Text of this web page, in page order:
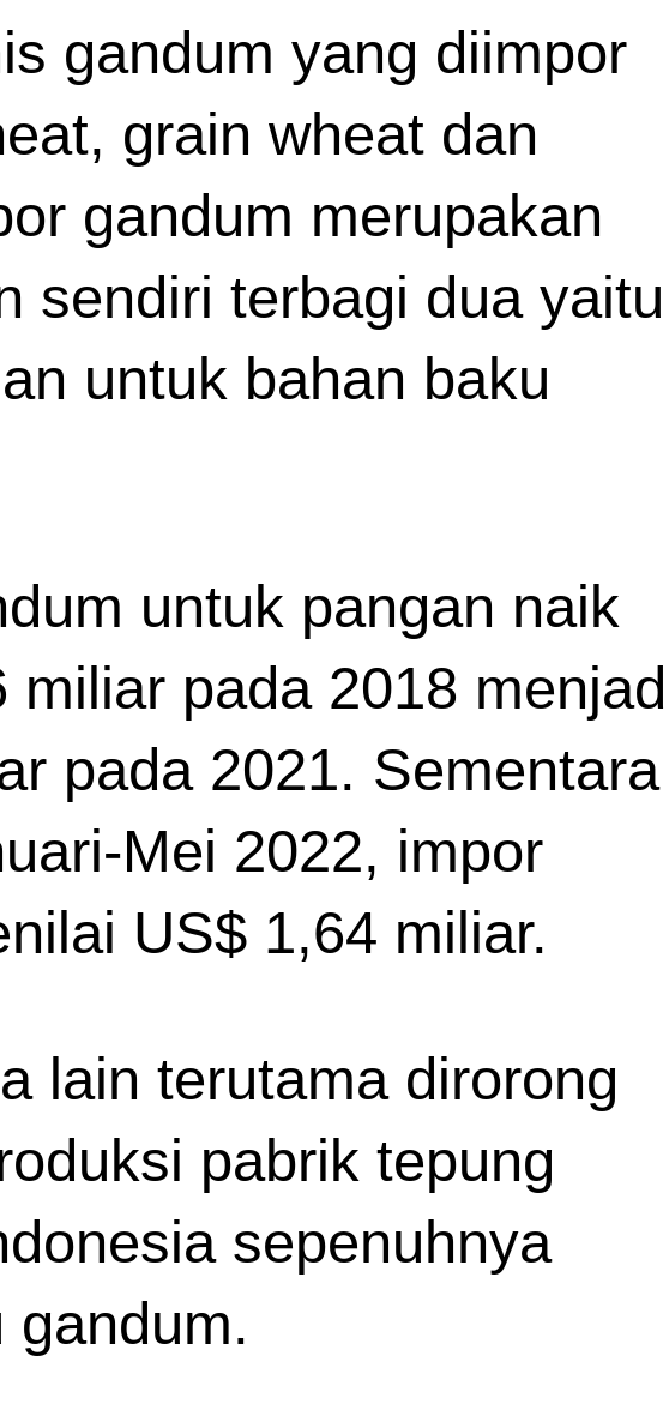
gandum yang diimpor
grain wheat dan
gandum merupakan
sendiri terbagi dua yaitu
untuk bahan baku
untuk pangan naik
pada 2018
pada 2021. Sementara
Mei 2022, impor
US$ 1,64 miliar.
lain terutama dirorong
pabrik tepung
sepenuhnya